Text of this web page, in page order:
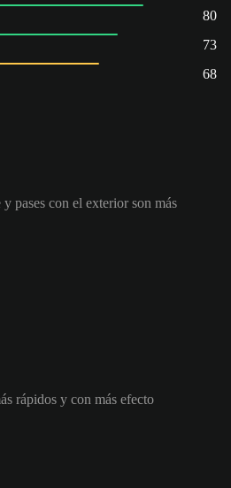
80
73
68
y pases con el exterior son más
rápidos y con más efecto